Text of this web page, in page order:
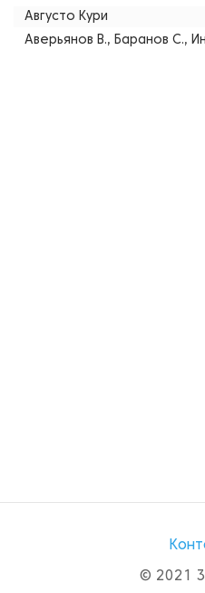
Августо Кури
Аверьянов В., Баранов С.,
© 2021